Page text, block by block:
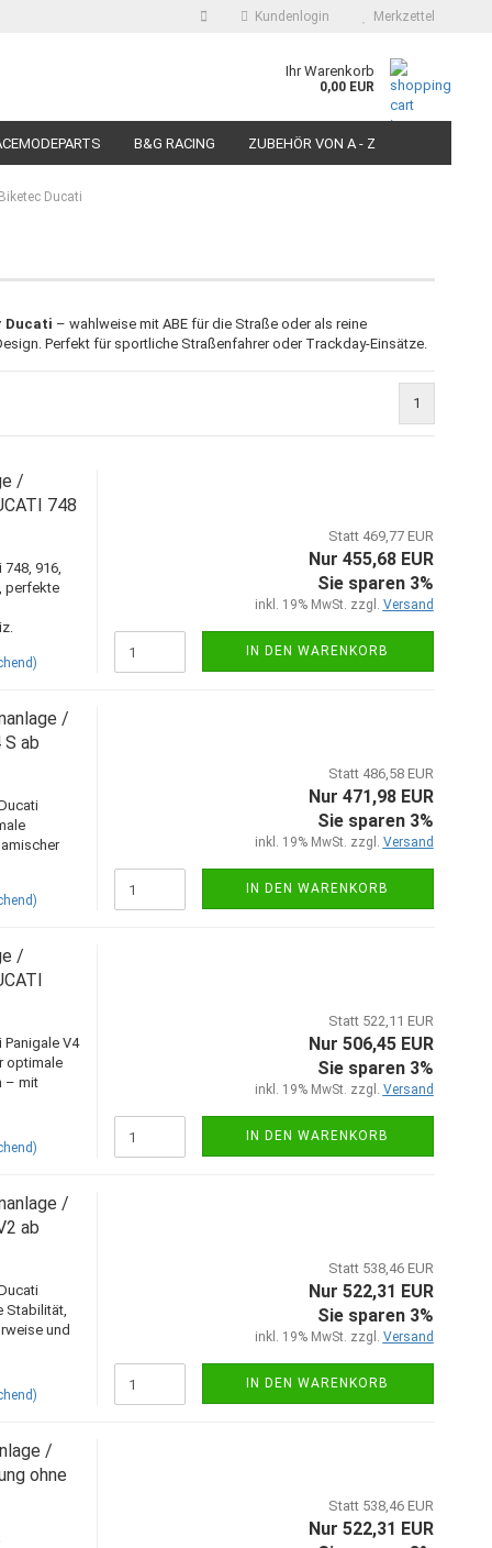
Kundenlogin
Passwort
Konto erstellen
Passwort vergessen?
Merkzettel
Ihr Warenkorb
0,00 EUR
B&G RACING ZUBEHÖR VON A - Z
MOTORRÄDER
Ducati
Ducati – wahlweise mit ABE für die Straße oder als reine
Perfekt für sportliche Straßenfahrer oder Trackday-Einsätze.
1
/
748
916,
perfekte
Statt 469,77 EUR
Nur 455,68 EUR
Sie sparen 3%
inkl. 19% MwSt. zzgl. Versand
IN DEN WARENKORB
/
ab
Statt 486,58 EUR
Nur 471,98 EUR
Sie sparen 3%
inkl. 19% MwSt. zzgl. Versand
IN DEN WARENKORB
/
V4
optimale
– mit
Statt 522,11 EUR
Nur 506,45 EUR
Sie sparen 3%
inkl. 19% MwSt. zzgl. Versand
IN DEN WARENKORB
/
ab
Stabilität,
und
Statt 538,46 EUR
Nur 522,31 EUR
Sie sparen 3%
inkl. 19% MwSt. zzgl. Versand
IN DEN WARENKORB
/
ohne
Statt 538,46 EUR
Nur 522,31 EUR